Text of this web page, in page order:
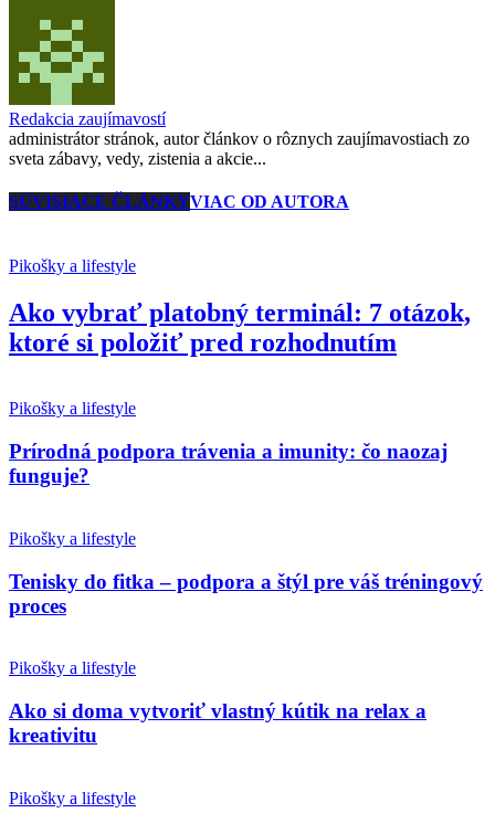
Redakcia zaujímavostí
administrátor stránok, autor článkov o rôznych zaujímavostiach zo
sveta zábavy, vedy, zistenia a akcie...
SÚVISIACE ČLÁNKYVIAC OD AUTORA
Pikošky a lifestyle
Ako vybrať platobný terminál: 7 otázok,
ktoré si položiť pred rozhodnutím
Pikošky a lifestyle
Prírodná podpora trávenia a imunity: čo naozaj
funguje?
Pikošky a lifestyle
Tenisky do fitka – podpora a štýl pre váš tréningový
proces
Pikošky a lifestyle
Ako si doma vytvoriť vlastný kútik na relax a
kreativitu
Pikošky a lifestyle